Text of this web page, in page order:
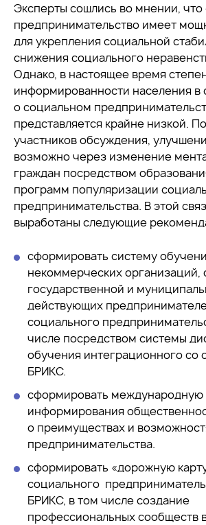
Эксперты сошлись во мнении,
предпринимательство имеет
для укрепления социальной
снижения социального
Однако, в настоящее время
информированности населения в
о социальном
представляется крайне низкой.
участников обсуждения,
возможно через изменение
граждан посредством
программ популяризации
предпринимательства. В этой
выработаны следующие
сформировать систему
некоммерческих организаций,
государственной и
действующих
социального
числе посредством системы
обучения интеграционного со
БРИКС.
сформировать
информирования
о преимуществах и
предпринимательства.
сформировать «дорожную
социального
БРИКС, в том числе создание
профессиональных сообществ